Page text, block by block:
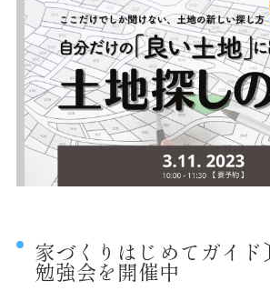
家づくりはじめてガイド
勉強会を開催中